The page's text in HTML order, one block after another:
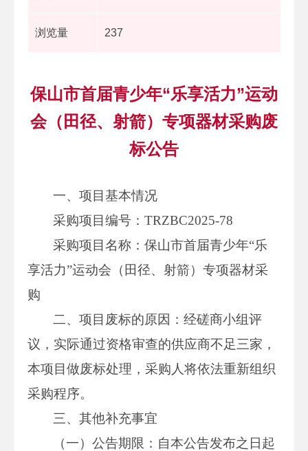
浏览量 237
保山市首届青少年“乐享活力”运动
会（田径、射箭）专项器材采购废
标公告
一、项目基本情况
采购项目编号：TRZBC2025-78
采购项目名称：保山市首届青少年“乐
享活力”运动会（田径、射箭）专项器材采
购
二、项目废标的原因：经磋商小组评
议，实际通过资格审查的供应商不足三家，
本项目做废标处理，采购人将依法重新组织
采购程序。
三、其他补充事宜
（一）公告期限：自本公告发布之日起